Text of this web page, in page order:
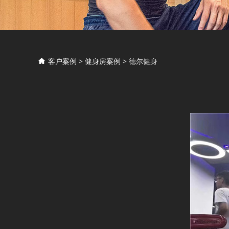
德尔健身
客户案例 > 健身房案例 > 德尔健身